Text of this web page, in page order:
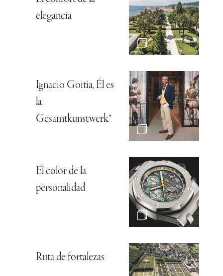
elegancia
Ignacio Goitia, Él es
la
Gesamtkunstwerk*
El color de la
personalidad
Ruta de fortalezas